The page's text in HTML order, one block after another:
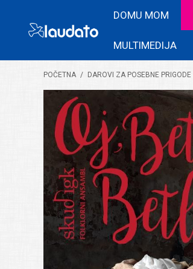
DOMU MOM
MULTIMEDIJA
POČETNA / DAROVI ZA POSEBNE PRIGODE